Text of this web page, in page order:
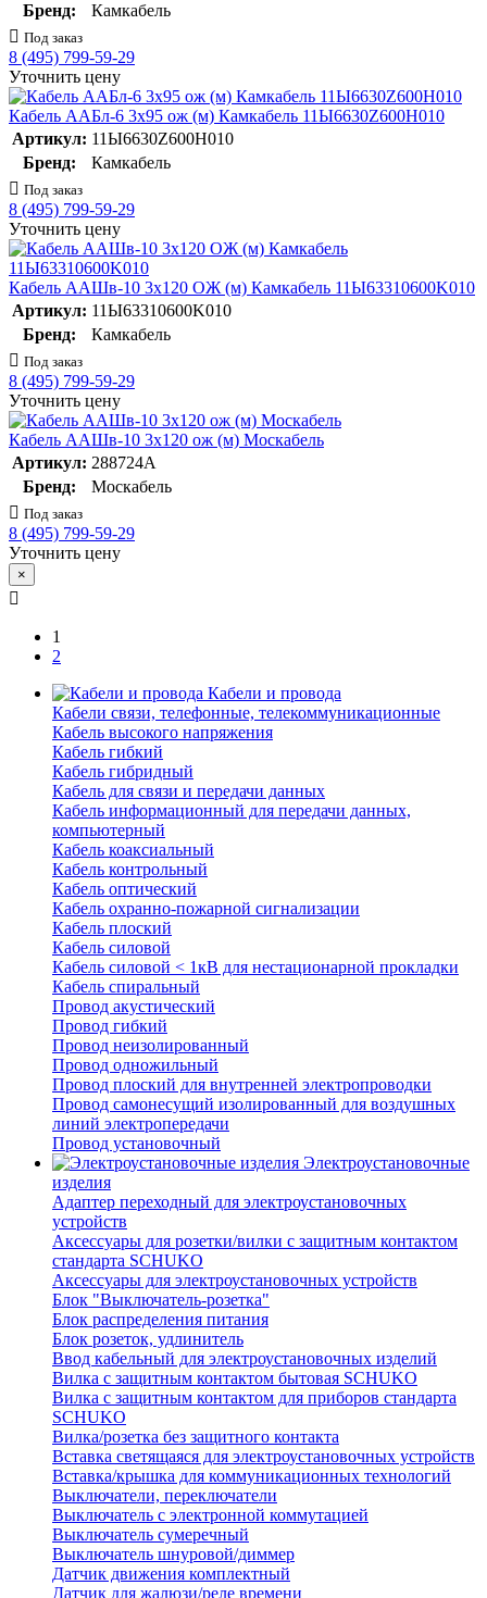
Бренд:
Камкабель
Под заказ
8 (495) 799-59-29
Уточнить цену
Кабель ААБл-6 3х95 ож (м) Камкабель 11Ы6630Z600H010
Артикул: 11Ы6630Z600H010
Бренд:
Камкабель
Под заказ
8 (495) 799-59-29
Уточнить цену
Кабель ААШв-10 3х120 ОЖ (м) Камкабель 11Ы63310600K010
Артикул: 11Ы63310600K010
Бренд:
Камкабель
Под заказ
8 (495) 799-59-29
Уточнить цену
Кабель ААШв-10 3х120 ож (м) Москабель
Артикул: 288724А
Бренд:
Москабель
Под заказ
8 (495) 799-59-29
Уточнить цену
×
1
2
Кабели и провода
Кабели связи, телефонные, телекоммуникационные
Кабель высокого напряжения
Кабель гибкий
Кабель гибридный
Кабель для связи и передачи данных
Кабель информационный для передачи данных,
компьютерный
Кабель коаксиальный
Кабель контрольный
Кабель оптический
Кабель охранно-пожарной сигнализации
Кабель плоский
Кабель силовой
Кабель силовой < 1кВ для нестационарной прокладки
Кабель спиральный
Провод акустический
Провод гибкий
Провод неизолированный
Провод одножильный
Провод плоский для внутренней электропроводки
Провод самонесущий изолированный для воздушных
линий электропередачи
Провод установочный
Электроустановочные
изделия
Адаптер переходный для электроустановочных
устройств
Аксессуары для розетки/вилки с защитным контактом
стандарта SCHUKO
Аксессуары для электроустановочных устройств
Блок "Выключатель-розетка"
Блок распределения питания
Блок розеток, удлинитель
Ввод кабельный для электроустановочных изделий
Вилка с защитным контактом бытовая SCHUKO
Вилка с защитным контактом для приборов стандарта
SCHUKO
Вилка/розетка без защитного контакта
Вставка светящаяся для электроустановочных устройств
Вставка/крышка для коммуникационных технологий
Выключатели, переключатели
Выключатель с электронной коммутацией
Выключатель сумеречный
Выключатель шнуровой/диммер
Датчик движения комплектный
Датчик для жалюзи/реле времени